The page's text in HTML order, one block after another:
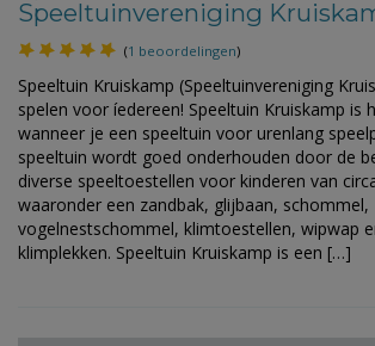
Speeltuinvereniging
(1 beoordelingen)
Speeltuin Kruiskamp (Speeltuinvereniging
spelen voor íedereen! Speeltuin Kruiskamp is
wanneer je een speeltuin voor urenlang
speeltuin wordt goed onderhouden door de
diverse speeltoestellen voor kinderen van
waaronder een zandbak, glijbaan, schommel,
vogelnestschommel, klimtoestellen, wipwap
klimplekken. Speeltuin Kruiskamp is een […]